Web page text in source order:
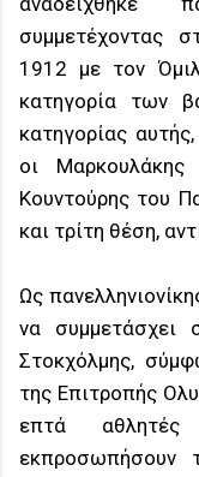
συμμετέχοντας
1912 με τον
κατηγορία των
κατηγορίας
οι Μαρκουλάκης
Κουντούρης του
και τρίτη θέση,
Ως
να συμμετάσχει
Στοκχόλμης,
της Επιτροπής
επτά
εκπροσωπήσουν